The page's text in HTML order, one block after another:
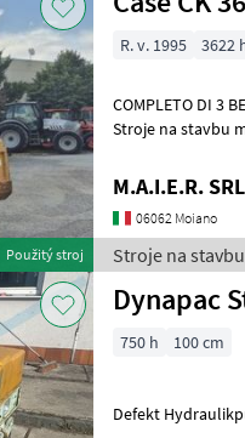
Použitý stroj
R. v. 1995 3622
COMPLETO DI 3
Stroje na stavbu
M.A.I.E.R. SRL
06062 Moiano
Stroje na
Dynapac
750 h 100 cm